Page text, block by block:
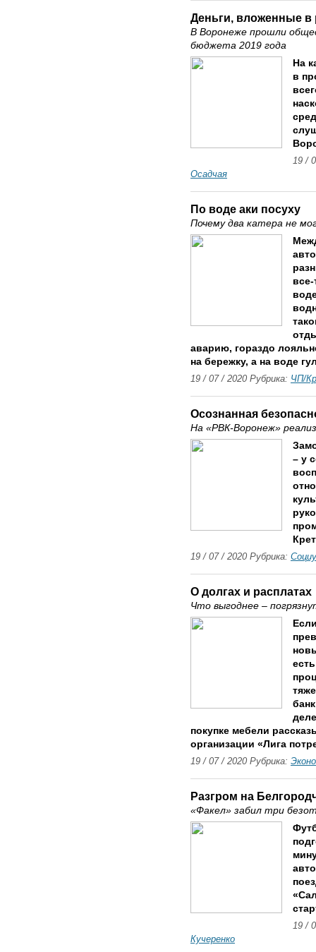
Деньги, вложенные в
В Воронеже прошли
бюджета 2019 года
На
в
19 /
Осадчая
По воде аки посуху
Почему два катера не
аварию, гораздо
на бережку, а на воде
19 / 07 / 2020 Рубрика: ЧП/
Осознанная
На «РВК-Воронеж»
– у
19 / 07 / 2020 Рубрика:
О долгах и расплатах
Что выгоднее –
покупке мебели
организации «Лига
19 / 07 / 2020 Рубрика:
Разгром на
«Факел» забил три
19 /
Кучеренко